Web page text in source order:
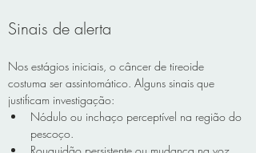
Sinais de alerta
Nos estágios iniciais, o câncer de tireoide
costuma ser assintomático. Alguns sinais que
justificam investigação:
Nódulo ou inchaço perceptível na região do
pescoço.